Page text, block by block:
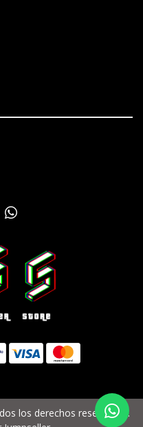
los derechos reservados.